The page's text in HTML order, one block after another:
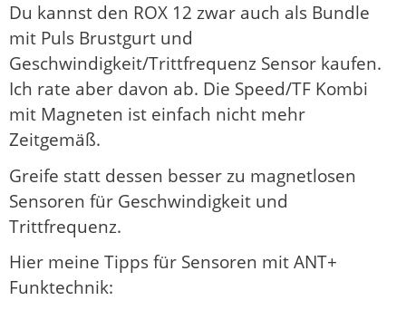
Du kannst den ROX 12 zwar auch als Bundle
mit Puls Brustgurt und
Geschwindigkeit/Trittfrequenz Sensor kaufen.
Ich rate aber davon ab. Die Speed/TF Kombi
mit Magneten ist einfach nicht mehr
Zeitgemäß.
Greife statt dessen besser zu magnetlosen
Sensoren für Geschwindigkeit und
Trittfrequenz.
Hier meine Tipps für Sensoren mit ANT+
Funktechnik: